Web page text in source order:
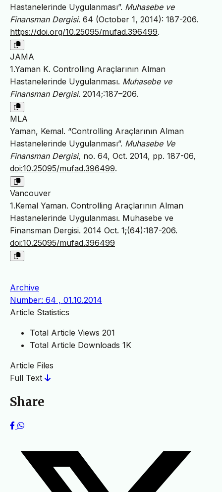
Hastanelerinde Uygulanması”. Muhasebe ve
Finansman Dergisi. 64 (October 1, 2014): 187-206.
https://doi.org/10.25095/mufad.396499.
JAMA
1.Yaman K. Controlling Araçlarının Alman
Hastanelerinde Uygulanması. Muhasebe ve
Finansman Dergisi. 2014;:187–206.
MLA
Yaman, Kemal. “Controlling Araçlarının Alman
Hastanelerinde Uygulanması”. Muhasebe Ve
Finansman Dergisi, no. 64, Oct. 2014, pp. 187-06,
doi:10.25095/mufad.396499.
Vancouver
1.Kemal Yaman. Controlling Araçlarının Alman
Hastanelerinde Uygulanması. Muhasebe ve
Finansman Dergisi. 2014 Oct. 1;(64):187-206.
doi:10.25095/mufad.396499
Archive
Number: 64 , 01.10.2014
Article Statistics
Total Article Views 201
Total Article Downloads 1K
Article Files
Full Text
Share